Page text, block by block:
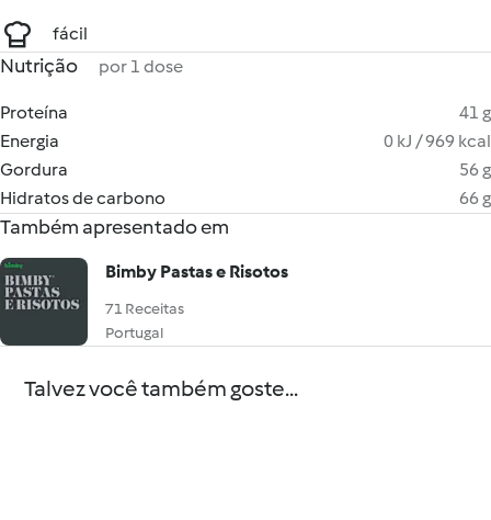
fácil
Nutrição por 1 dose
Proteína
41 g
Energia
0 kJ / 969 kcal
Gordura
56 g
Hidratos de carbono
66 g
Também apresentado em
Bimby Pastas e Risotos
71 Receitas
Portugal
Talvez você também goste...